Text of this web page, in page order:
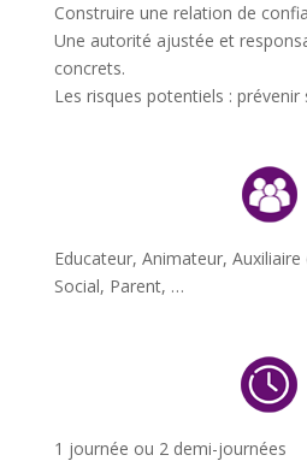
Construire une relation de
Une autorité ajustée et
concrets.
Les risques potentiels : prévenir
Educateur, Animateur, Auxiliaire
Social, Parent, …
1 journée ou 2 demi-journées